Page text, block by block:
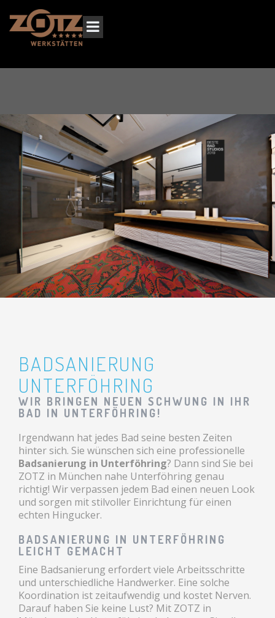
BADSANIERUNG
UNTERFÖHRING
WIR BRINGEN NEUEN SCHWUNG IN IHR
BAD IN UNTERFÖHRING!
Irgendwann hat jedes Bad seine besten Zeiten
hinter sich. Sie wünschen sich eine professionelle
Badsanierung in Unterföhring? Dann sind Sie bei
ZOTZ in München nahe Unterföhring genau
richtig! Wir verpassen jedem Bad einen neuen Look
und sorgen mit stilvoller Einrichtung für einen
echten Hingucker.
BADSANIERUNG IN UNTERFÖHRING
LEICHT GEMACHT
Eine Badsanierung erfordert viele Arbeitsschritte
und unterschiedliche Handwerker. Eine solche
Koordination ist zeitaufwendig und kostet Nerven.
Darauf haben Sie keine Lust? Mit ZOTZ in